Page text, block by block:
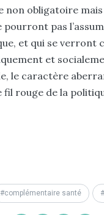
non obligatoire
pas
et qui se verront
et
le caractère
rouge de la
complémentaire santé